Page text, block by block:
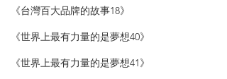
《台灣百大品牌的故事18》
《世界上最有力量的是夢想40》
《世界上最有力量的是夢想41》